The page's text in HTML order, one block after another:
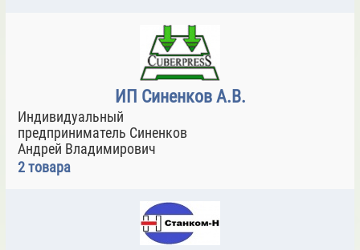
ИП Синенков А.В.
Индивидуальный
предприниматель Синенков
Андрей Владимирович
2 товара